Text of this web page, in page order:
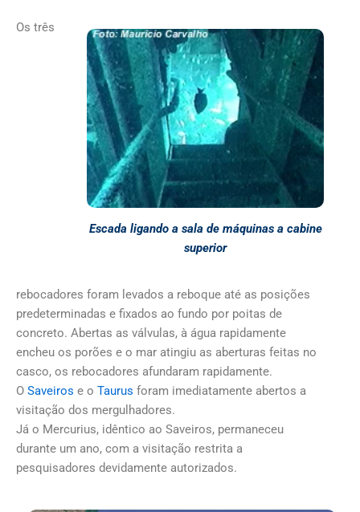
Escada ligando a sala de máquinas a cabine
superior
Os três
rebocadores foram levados a reboque até as posições
predeterminadas e fixados ao fundo por poitas de
concreto. Abertas as válvulas, à água rapidamente
encheu os porões e o mar atingiu as aberturas feitas no
casco, os rebocadores afundaram rapidamente.
O Saveiros e o Taurus foram imediatamente abertos a
visitação dos mergulhadores.
Já o Mercurius, idêntico ao Saveiros, permaneceu
durante um ano, com a visitação restrita a
pesquisadores devidamente autorizados.